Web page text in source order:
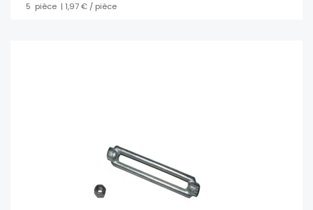
5 pièce | 1,97 € / pièce